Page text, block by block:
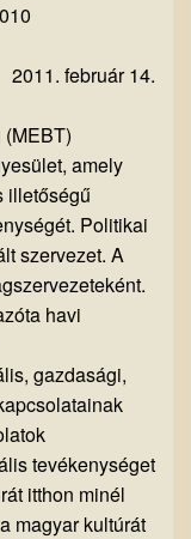
2011. február 14.
amely
illetőségű
Politikai
szervezet. A
havi
gazdasági,
tevékenységet
itthon minél
magyar kultúrát